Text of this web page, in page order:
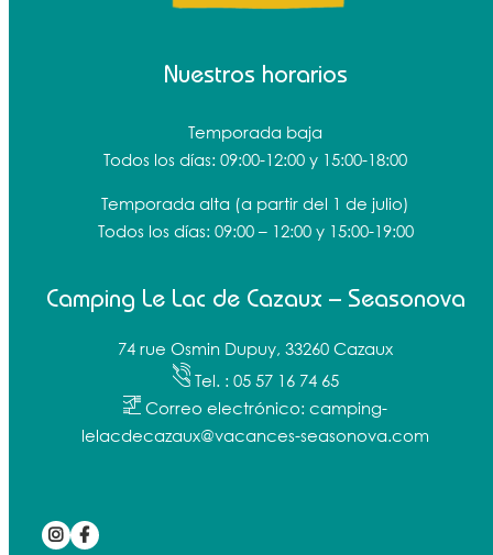
Camping Le Lac de Cazaux – Seasonova
74 rue Osmin Dupuy, 33260 Cazaux
Tel. : 05 57 16 74 65
Correo electrónico: camping-
lelacdecazaux@vacances-seasonova.com
Nuestros horarios
Temporada baja
Todos los días: 09:00-12:00 y 15:00-18:00
Temporada alta (a partir del 1 de julio)
Todos los días: 09:00 – 12:00 y 15:00-19:00